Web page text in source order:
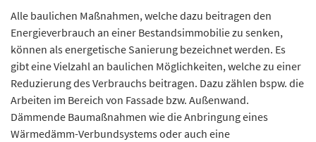
Alle baulichen Maßnahmen, welche dazu beitragen den
Energieverbrauch an einer Bestandsimmobilie zu senken,
können als energetische Sanierung bezeichnet werden. Es
gibt eine Vielzahl an baulichen Möglichkeiten, welche zu einer
Reduzierung des Verbrauchs beitragen. Dazu zählen bspw. die
Arbeiten im Bereich von Fassade bzw. Außenwand.
Dämmende Baumaßnahmen wie die Anbringung eines
Wärmedämm-Verbundsystems oder auch eine